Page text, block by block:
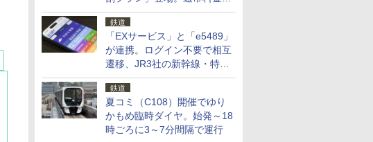
およそ半額でお得に夜活
鉄道
「EXサービス」と「e5489」
が連携。ログイン不要で相互
遷移、JR3社の新幹線・特急
予約をアプリで一括確認
鉄道
夏コミ（C108）開催でゆり
かもめ臨時ダイヤ。始発～18
時ごろに3～7分間隔で運行